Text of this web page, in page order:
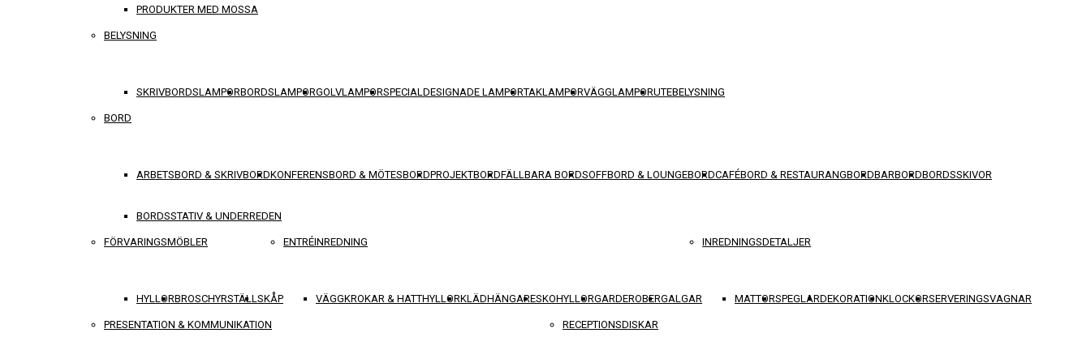
PRODUKTER MED MOSSA
BELYSNING
SKRIVBORDSLAMPORBORDSLAMPORGOLVLAMPORSPECIALDESIGNADE LAMPORTAKLAMPORVÄGGLAMPORUTEBELYSNING
BORD
ARBETSBORD & SKRIVBORDKONFERENSBORD & MÖTESBORDPROJEKTBORDFÄLLBARA BORDSOFFBORD & LOUNGEBORDCAFÉBORD & RESTAURANGBORDBARBORDBORDSSKIVOR
BORDSSTATIV & UNDERREDEN
FÖRVARINGSMÖBLER
HYLLORBROSCHYRSTÄLLSKÅP
ENTRÉINREDNING
VÄGGKROKAR & HATTHYLLORKLÄDHÄNGARESKOHYLLORGARDEROBERGALGAR
INREDNINGSDETALJER
MATTORSPEGLARDEKORATIONKLOCKORSERVERINGSVAGNAR
PRESENTATION & KOMMUNIKATION RECEPTIONSDISKAR